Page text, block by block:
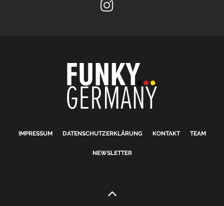
IMPRESSUM DATENSCHUTZERKLÄRUNG KONTAKT TEAM
NEWSLETTER